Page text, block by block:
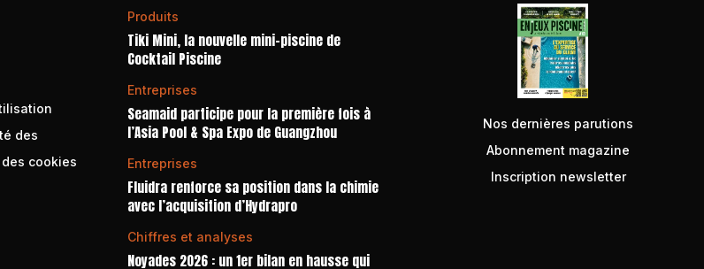
des
cookies
Produits
Tiki Mini, la nouvelle mini-piscine de
Cocktail Piscine
Entreprises
Seamaid participe pour la première fois à
l’Asia Pool & Spa Expo de Guangzhou
Entreprises
Fluidra renforce sa position dans la chimie
avec l’acquisition d’Hydrapro
Chiffres et analyses
Noyades 2026 : un 1er bilan en hausse qui
Nos dernières parutions
Abonnement magazine
Inscription newsletter